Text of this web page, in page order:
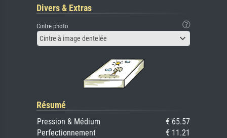
Divers & Extras
Cintre photo
Cintre à image dentelée
Résumé
Pression & Médium
€ 65.57
Perfectionnement
€ 11.21